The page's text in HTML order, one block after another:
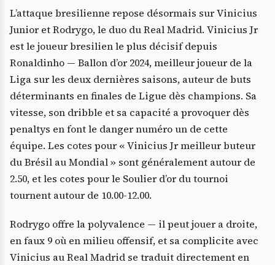
L’attaque bresilienne repose désormais sur Vinicius
Junior et Rodrygo, le duo du Real Madrid. Vinicius Jr
est le joueur bresilien le plus décisif depuis
Ronaldinho — Ballon d’or 2024, meilleur joueur de la
Liga sur les deux dernières saisons, auteur de buts
déterminants en finales de Ligue dès champions. Sa
vitesse, son dribble et sa capacité a provoquer dès
penaltys en font le danger numéro un de cette
équipe. Les cotes pour « Vinicius Jr meilleur buteur
du Brésil au Mondial » sont généralement autour de
2.50, et les cotes pour le Soulier d’or du tournoi
tournent autour de 10.00-12.00.
Rodrygo offre la polyvalence — il peut jouer a droite,
en faux 9 où en milieu offensif, et sa complicite avec
Vinicius au Real Madrid se traduit directement en